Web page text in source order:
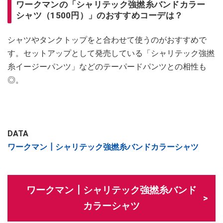
ワークマンの「シャリテック強撚糸バンドカラー
シャツ（1500円）」のおすすめコーデは？
シャツやタンクトップをと合わせて使うのがおすすめで
す。セットアップとして発売している「シャリテック強撚
糸イージーパンツ」などのテーパードパンツとの相性も
◎。
DATA
ワークマン┃シャリテック強撚糸バンドカラーシャツ
ワークマン┃シャリテック強撚糸バンド
カラーシャツ